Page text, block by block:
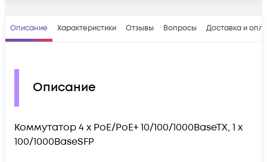
Описание Характеристики Отзывы Вопросы Доставка и
Описание
Коммутатор 4 x PoE/PoE+ 10/100/1000BaseTX, 1 x
100/1000BaseSFP